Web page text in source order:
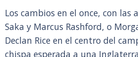
Los cambios en el once, con las
Saka y Marcus Rashford, o
Declan Rice en el centro del
chispa esperada a una